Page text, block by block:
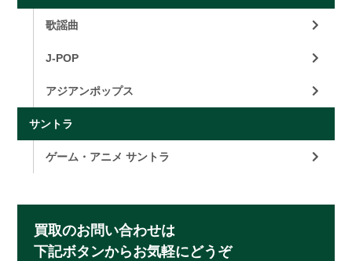
歌謡曲
J-POP
アジアンポップス
サントラ
ゲーム・アニメ サントラ
買取のお問い合わせは
下記ボタンからお気軽にどうぞ